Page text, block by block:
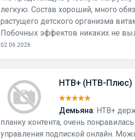
легкую. Состав хороший, много
растущего детского организма
Побочных эффектов никаких не
02.06.2026
НТВ+ (НТВ-Плюс)
Демьяна: НТВ+
планку контента, очень понравилась
управления подпиской онлайн.